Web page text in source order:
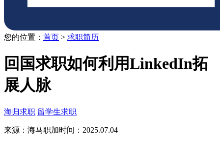
您的位置： 首页 > 求职简历
回国求职如何利用LinkedIn拓
展人脉
海归求职 留学生求职
来源：海马职加时间：2025.07.04